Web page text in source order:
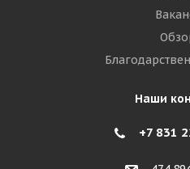
Наши
+7 831